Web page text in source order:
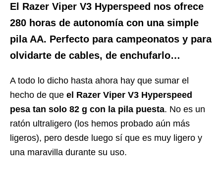
El Razer Viper V3 Hyperspeed nos ofrece
280 horas de autonomía con una simple
pila AA. Perfecto para campeonatos y para
olvidarte de cables, de enchufarlo…
A todo lo dicho hasta ahora hay que sumar el
hecho de que el Razer Viper V3 Hyperspeed
pesa tan solo 82 g con la pila puesta. No es un
ratón ultraligero (los hemos probado aún más
ligeros), pero desde luego sí que es muy ligero y
una maravilla durante su uso.